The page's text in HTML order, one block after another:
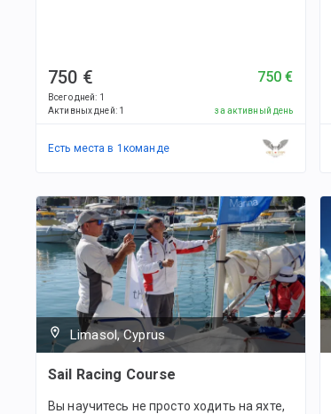
750 €
Всего дней: 1
Активных дней: 1
750 €
за активный день
Есть места в 1 командe
Limasol, Cyprus
Sail Racing Course
Вы научитесь не просто ходить на яхте,